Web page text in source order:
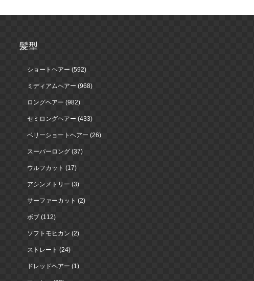
髪型
ショートヘアー (592)
ミディアムヘアー (968)
ロングヘアー (982)
セミロングヘアー (433)
ベリーショートヘアー (26)
スーパーロング (37)
ウルフカット (17)
アシンメトリー (3)
サーファーカット (2)
ボブ (112)
ソフトモヒカン (2)
ストレート (24)
ドレッドヘアー (1)